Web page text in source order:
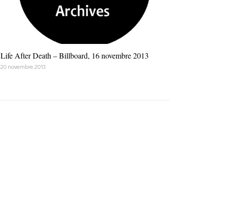
Life After Death – Billboard, 16 novembre 2013
20 novembre 2013